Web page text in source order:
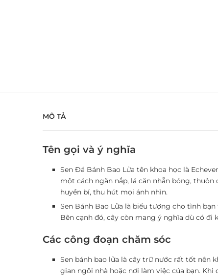
MÔ TẢ
Tên gọi và ý nghĩa
Sen Đá Bánh Bao Lửa tên khoa học là
một cách ngăn nắp, lá căn nhẵn bóng,
huyền bí, thu hút mọi ánh nhìn.
Sen Bánh Bao Lửa là biểu tượng cho tình
Bên cạnh đó, cây còn mang ý nghĩa dù có
Các công đoạn chăm sóc
Sen bánh bao lửa là cây trữ nước rất tốt nên
gian ngôi nhà hoặc nơi làm việc của bạn.